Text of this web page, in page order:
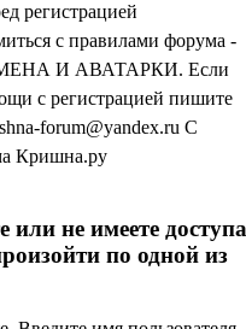
регистрацией
с правилами форума -
И АВАТАРКИ. Если
с регистрацией пишите
forum@yandex.ru С
Кришна.ру
не имеете доступа
по одной из